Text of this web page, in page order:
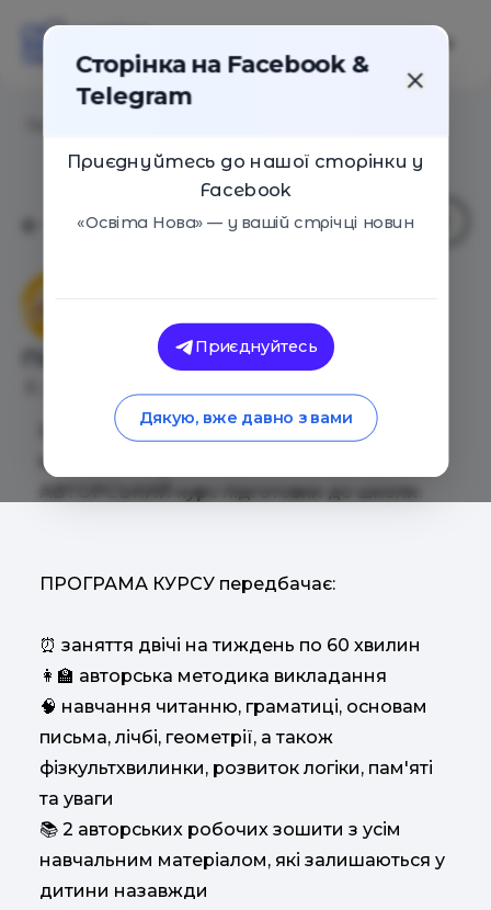
Підготовка до школи
Центр розвитку «ДІАЛОГ» запрошує
майбутніх першокласників на
АВТОРСЬКИЙ курс підготовки до школи.
ПРОГРАМА КУРСУ передбачає:
⏰ заняття двічі на тиждень по 60 хвилин
👩‍🏫 авторська методика викладання
🧠 навчання читанню, граматиці, основам
письма, лічбі, геометрії, а також
фізкультхвилинки, розвиток логіки, пам'яті
та уваги
📚 2 авторських робочих зошити з усім
навчальним матеріалом, які залишаються у
дитини назавжди
Сторінка на Facebook &
Telegram
Приєднуйтесь до нашої сторінки у
Facebook
«Освіта Нова» — у вашій стрічці новин
Приєднуйтесь
Дякую, вже давно з вами